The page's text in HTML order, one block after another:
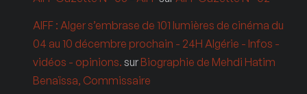
AIFF : Alger s’embrase de 101 lumières de cinéma du
04 au 10 décembre prochain - 24H Algérie - Infos -
vidéos - opinions. sur Biographie de Mehdi Hatim
Benaïssa, Commissaire